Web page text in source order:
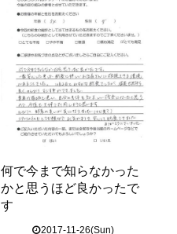
何で今まで知らなかった
かと思うほど良かったで
す
2017-11-26(Sun)